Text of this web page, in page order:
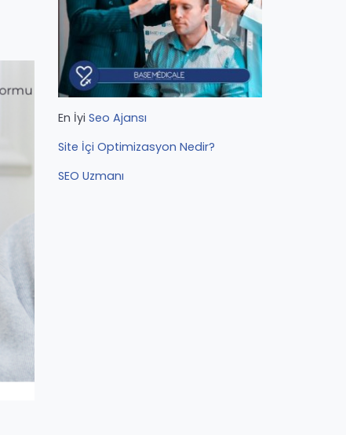
En İyi Seo Ajansı
Site İçi Optimizasyon Nedir?
SEO Uzmanı